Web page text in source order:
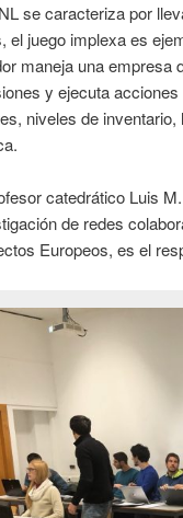
se caracteriza por
el juego implexa es
maneja una empresa
y ejecuta
niveles de
catedrático Luis
de redes
Europeos, es el